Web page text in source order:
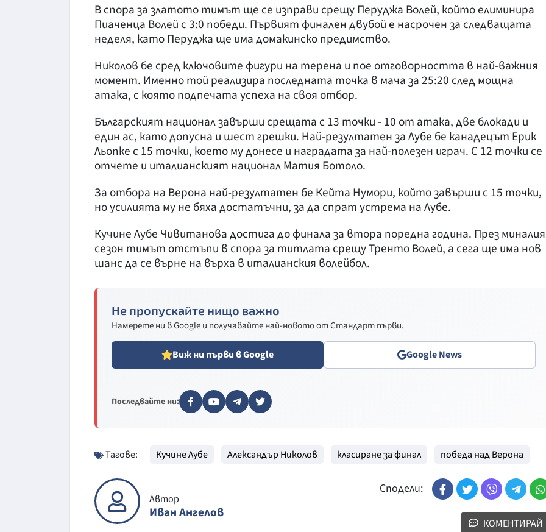
В спора за златото тимът ще се изправи срещу Перуджа Волей, който елиминира
Пиаченца Волей с 3:0 победи. Първият финален двубой е насрочен за следващата
неделя, като Перуджа ще има домакинско предимство.
Николов бе сред ключовите фигури на терена и пое отговорността в най-важния
момент. Именно той реализира последната точка в мача за 25:20 след мощна
атака, с която подпечата успеха на своя отбор.
Българският национал завърши срещата с 13 точки - 10 от атака, две блокади и
един ас, като допусна и шест грешки. Най-резултатен за Лубе бе канадецът Ерик
Льопке с 15 точки, което му донесе и наградата за най-полезен играч. С 12 точки се
отчете и италианският национал Матия Ботоло.
За отбора на Верона най-резултатен бе Кейта Нумори, който завърши с 15 точки,
но усилията му не бяха достатъчни, за да спрат устрема на Лубе.
Кучине Лубе Чивитанова достига до финала за втора поредна година. През миналия
сезон тимът отстъпи в спора за титлата срещу Тренто Волей, а сега ще има нов
шанс да се върне на върха в италианския волейбол.
Не пропускайте нищо важно
Намерете ни в Google и получавайте най-новото от Стандарт първи.
Виж ни първи в Google Google News
Последвайте ни:
Тагове: Кучине Лубе Александър Николов класиране за финал победа над Верона
Автор
Иван Ангелов
Сподели:
КОМЕНТИРАЙ